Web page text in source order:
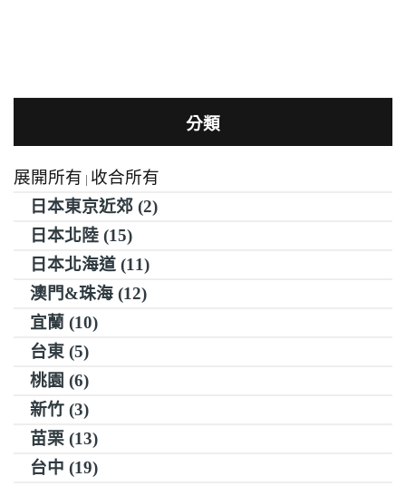
分類
展開所有 | 收合所有
日本東京近郊 (2)
日本北陸 (15)
日本北海道 (11)
澳門&珠海 (12)
宜蘭 (10)
台東 (5)
桃園 (6)
新竹 (3)
苗栗 (13)
台中 (19)